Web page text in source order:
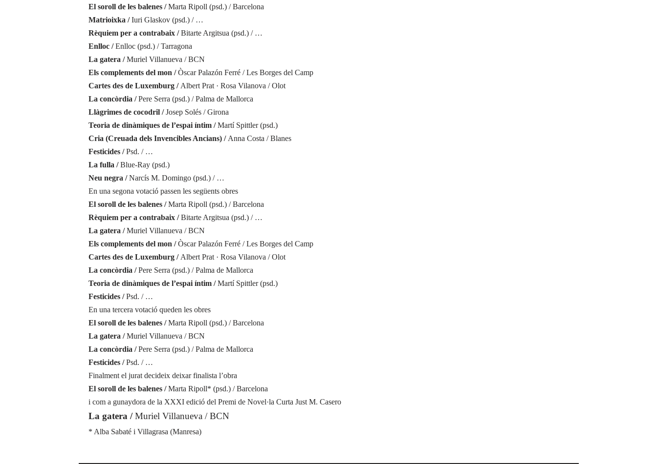
El soroll de les balenes /Marta Ripoll (psd.) / Barcelona
Matrioixka /Iuri Glaskov (psd.) / …
Rèquiem per a contrabaix /Bitarte Argitsua (psd.) / …
Enlloc /Enlloc (psd.) / Tarragona
La gatera /Muriel Villanueva / BCN
Els complements del mon /Òscar Palazón Ferré / Les Borges del Camp
Cartes des de Luxemburg / Albert Prat · Rosa Vilanova / Olot
La concòrdia /Pere Serra (psd.) / Palma de Mallorca
Llàgrimes de cocodril /Josep Solés / Girona
Teoria de dinàmiques de l’espai íntim /Martí Spittler (psd.)
Cria (Creuada dels Invencibles Ancians) / Anna Costa / Blanes
Festicides /Psd. / …
La fulla /Blue-Ray (psd.)
Neu negra /Narcís M. Domingo (psd.) / …
En una segona votació passen les següents obres
El soroll de les balenes /Marta Ripoll (psd.) / Barcelona
Rèquiem per a contrabaix /Bitarte Argitsua (psd.) / …
La gatera /Muriel Villanueva / BCN
Els complements del mon /Òscar Palazón Ferré / Les Borges del Camp
Cartes des de Luxemburg / Albert Prat · Rosa Vilanova / Olot
La concòrdia /Pere Serra (psd.) / Palma de Mallorca
Teoria de dinàmiques de l’espai íntim /Martí Spittler (psd.)
Festicides /Psd. / …
En una tercera votació queden les obres
El soroll de les balenes /Marta Ripoll (psd.) / Barcelona
La gatera /Muriel Villanueva / BCN
La concòrdia /Pere Serra (psd.) / Palma de Mallorca
Festicides /Psd. / …
Finalment el jurat decideix deixar finalista l’obra
El soroll de les balenes /Marta Ripoll* (psd.) / Barcelona
i com a gunaydora de la XXXI edició del Premi de Novel·la Curta Just M. Casero
La gatera /Muriel Villanueva / BCN
* Alba Sabaté i Villagrasa (Manresa)